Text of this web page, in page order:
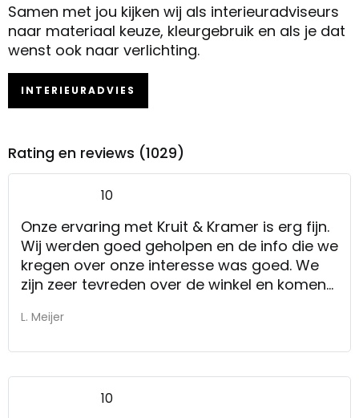
Samen met jou kijken wij als interieuradviseurs
naar materiaal keuze, kleurgebruik en als je dat
wenst ook naar verlichting.
INTERIEURADVIES
Rating en reviews (1029)
10
Onze ervaring met Kruit & Kramer is erg fijn.
Wij werden goed geholpen en de info die we
kregen over onze interesse was goed. We
zijn zeer tevreden over de winkel en komen
L. Meijer
10